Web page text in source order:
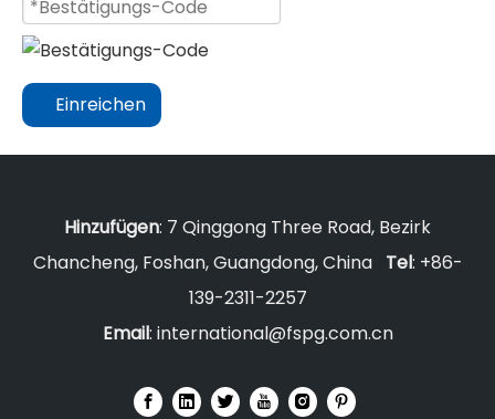
Einreichen
Hinzufügen: 7 Qinggong Three Road, Bezirk
Chancheng, Foshan, Guangdong, China Tel: +86-
139-2311-2257
Email: international@fspg.com.cn